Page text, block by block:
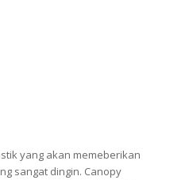
yang akan memeberikan
sangat dingin. Canopy